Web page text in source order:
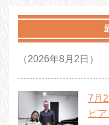
（2026年8月2日）
7月
ピ